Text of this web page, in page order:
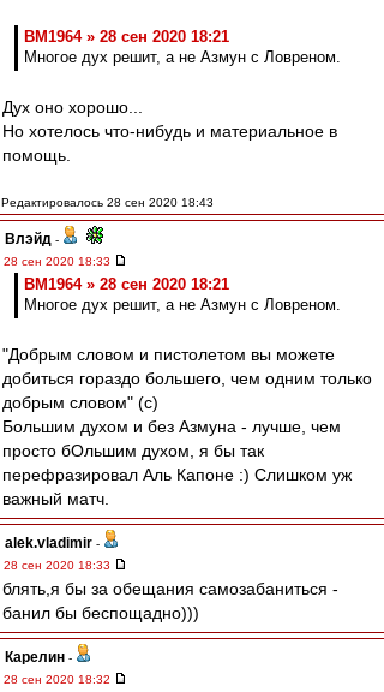
BM1964 » 28 сен 2020 18:21
Многое дух решит, а не Азмун с Ловреном.
Дух оно хорошо...
Но хотелось что-нибудь и материальное в
помощь.
Редактировалось 28 сен 2020 18:43
Влэйд -
28 сен 2020 18:33
BM1964 » 28 сен 2020 18:21
Многое дух решит, а не Азмун с Ловреном.
"Добрым словом и пистолетом вы можете
добиться гораздо большего, чем одним только
добрым словом" (с)
Большим духом и без Азмуна - лучше, чем
просто бОльшим духом, я бы так
перефразировал Аль Капоне :) Слишком уж
важный матч.
alek.vladimir -
28 сен 2020 18:33
блять,я бы за обещания самозабаниться -
банил бы беспощадно)))
Карелин -
28 сен 2020 18:32